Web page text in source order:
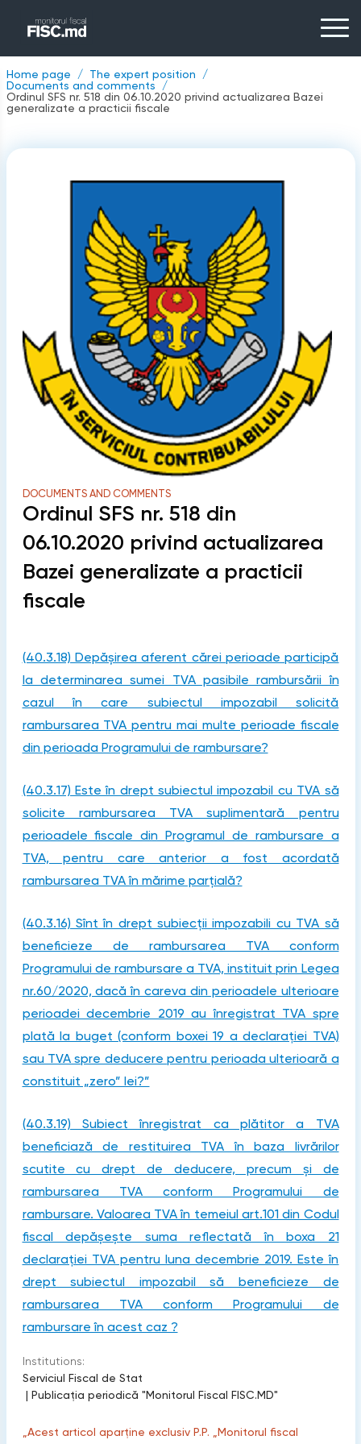
Home page
The expert position
Documents and comments
Ordinul SFS nr. 518 din 06.10.2020 privind actualizarea Bazei
generalizate a practicii fiscale
DOCUMENTS AND COMMENTS
Ordinul SFS nr. 518 din
06.10.2020 privind actualizarea
Bazei generalizate a practicii
fiscale
(40.3.18) Depășirea aferent cărei perioade participă
la determinarea sumei TVA pasibile rambursării în
cazul în care subiectul impozabil solicită
rambursarea TVA pentru mai multe perioade fiscale
din perioada Programului de rambursare?
(40.3.17) Este în drept subiectul impozabil cu TVA să
solicite rambursarea TVA suplimentară pentru
perioadele fiscale din Programul de rambursare a
TVA, pentru care anterior a fost acordată
rambursarea TVA în mărime parțială?
(40.3.16) Sînt în drept subiecții impozabili cu TVA să
beneficieze de rambursarea TVA conform
Programului de rambursare a TVA, instituit prin Legea
nr.60/2020, dacă în careva din perioadele ulterioare
perioadei decembrie 2019 au înregistrat TVA spre
plată la buget (conform boxei 19 a declarației TVA)
sau TVA spre deducere pentru perioada ulterioară a
constituit „zero” lei?”
(40.3.19) Subiect înregistrat ca plătitor a TVA
beneficiază de restituirea TVA în baza livrărilor
scutite cu drept de deducere, precum și de
rambursarea TVA conform Programului de
rambursare. Valoarea TVA în temeiul art.101 din Codul
fiscal depășește suma reflectată în boxa 21
declarației TVA pentru luna decembrie 2019. Este în
drept subiectul impozabil să beneficieze de
rambursarea TVA conform Programului de
rambursare în acest сaz ?
Institutions:
Serviciul Fiscal de Stat
| Publicaţia periodică "Monitorul Fiscal FISC.MD"
„Acest articol aparține exclusiv P.P. „Monitorul fiscal